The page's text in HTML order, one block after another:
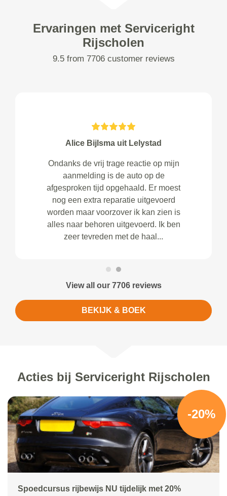
Ervaringen met Serviceright
Rijscholen
9.5 from 7706 customer reviews
Alice Bijlsma uit Lelystad
Ondanks de vrij trage reactie op mijn
aanmelding is de auto op de
afgesproken tijd opgehaald. Er moest
nog een extra reparatie uitgevoerd
worden maar voorzover ik kan zien is
alles naar behoren uitgevoerd. Ik ben
zeer tevreden met de haal...
View all our 7706 reviews
BEKIJK & BOEK
Acties bij Serviceright Rijscholen
-20%
Spoedcursus rijbewijs NU tijdelijk met 20%